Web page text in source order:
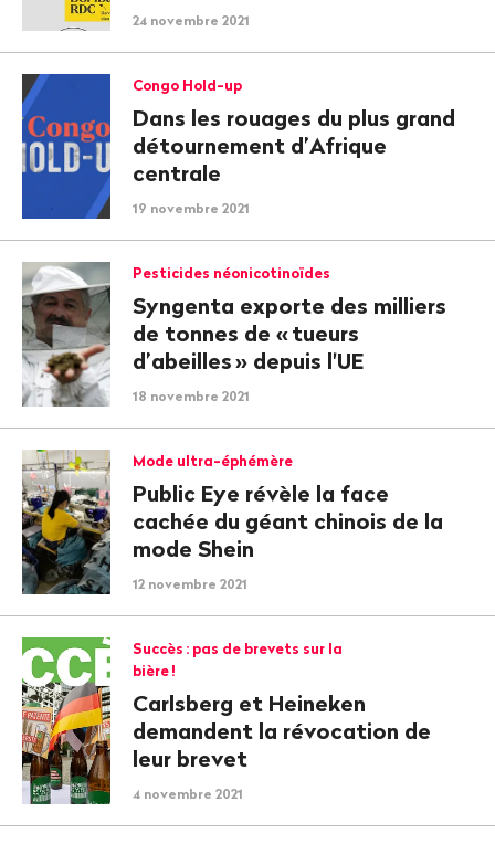
24 novembre 2021
Congo Hold-up
Dans les rouages du plus grand
détournement d’Afrique
centrale
19 novembre 2021
Pesticides néonicotinoïdes
Syngenta exporte des milliers
de tonnes de «tueurs
d’abeilles» depuis l'UE
18 novembre 2021
Mode ultra-éphémère
Public Eye révèle la face
cachée du géant chinois de la
mode Shein
12 novembre 2021
Succès : pas de brevets sur la
bière!
Carlsberg et Heineken
demandent la révocation de
leur brevet
4 novembre 2021